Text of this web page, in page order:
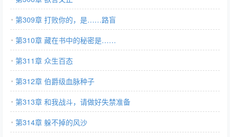
第309章 打败你的，是……路盲
第310章 藏在书中的秘密是……
第311章 众生百态
第312章 伯爵级血脉种子
第313章 和我战斗，请做好失禁准备
第314章 躲不掉的风沙